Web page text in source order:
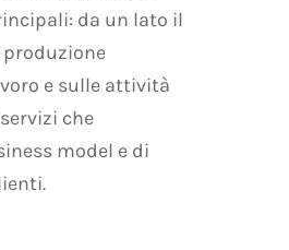
da un lato il
e sulle attività
che
model e di